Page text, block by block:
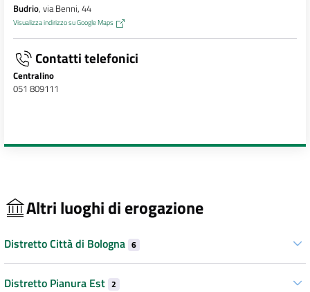
Budrio, via Benni, 44
Visualizza indirizzo su Google Maps
Contatti telefonici
Centralino
051 809111
Altri luoghi di erogazione
Distretto Città di Bologna 6
Distretto Pianura Est 2